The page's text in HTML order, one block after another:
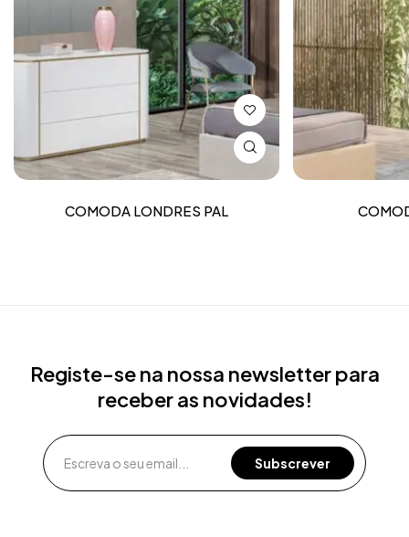
COMODA LONDRES PAL
Registe-se na nossa newsletter para
receber as novidades!